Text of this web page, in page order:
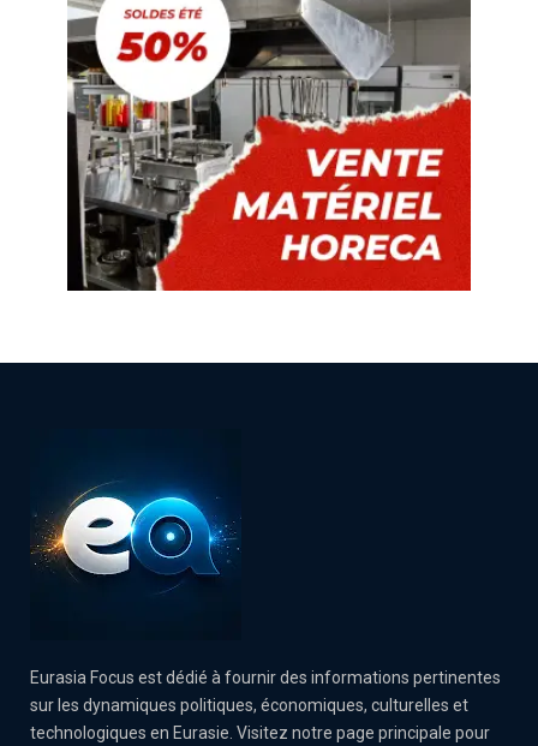
Eurasia Focus est dédié à fournir des informations pertinentes
sur les dynamiques politiques, économiques, culturelles et
technologiques en Eurasie. Visitez notre page principale pour